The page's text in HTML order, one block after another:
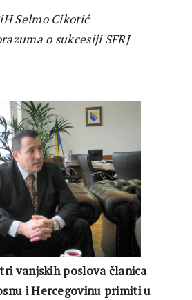
Selmo Cikotić
o sukcesiji SFRJ
vanjskih poslova članica
i Hercegovinu primiti u